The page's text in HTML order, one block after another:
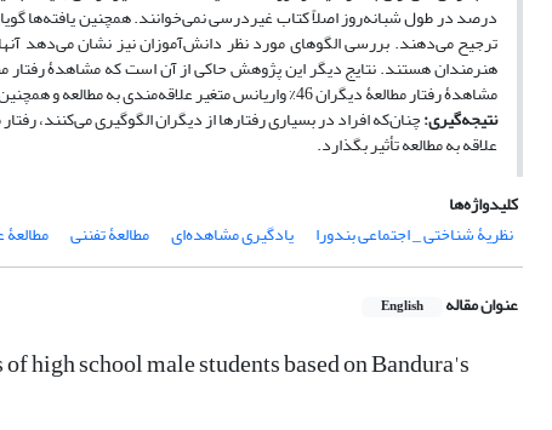
درصد در طول شبانه‌روز اصلاً کتاب غیردرسی نمی‌خوانند. همچنین یافته‌ها
ترجیح می‌دهند. بررسی الگوهای مورد نظر دانش‌آموزان نیز نشان می‌دهد آنها
هنرمندان هستند. نتایج دیگر این پژوهش حاکی از آن است که مشاهدۀ رفتار
مشاهدۀ رفتار مطالعۀ دیگران 46% واریانس متغیر علاقه‌مندی به مطالعه و همچنین 42% واریانس متغیر میزان مطالعه را در بین دانش‌آموزان تبیین می‌کند.
نتیجه‌گیری:چنان‌که افراد در بسیاری رفتارها از دیگران الگوگیری می‌کنند،
علاقه به مطالعه تأثیر بگذارد.
کلیدواژه‌ها
نظریۀ شناختی _ اجتماعی بندورا
یادگیری مشاهده‌ای مطالعۀ تفننی
عنوان مقاله English
high school male students based on Bandura's